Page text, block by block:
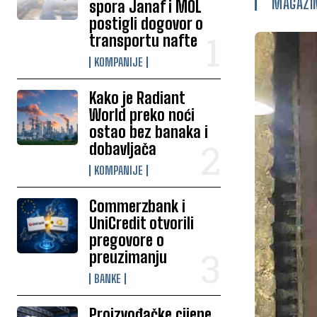
spora Janaf i MOL
postigli dogovor o
transportu nafte
KOMPANIJE
Kako je Radiant
World preko noći
ostao bez banaka i
dobavljača
KOMPANIJE
Commerzbank i
UniCredit otvorili
pregovore o
preuzimanju
BANKE